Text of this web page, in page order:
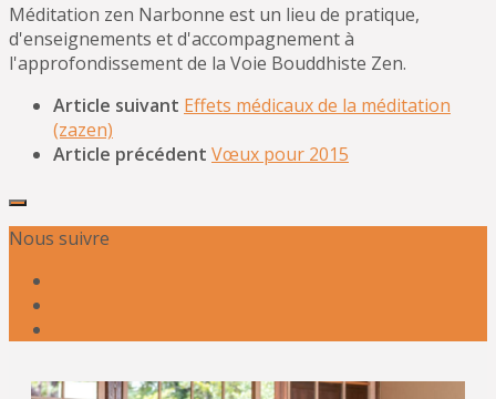
Méditation zen Narbonne est un lieu de pratique,
d'enseignements et d'accompagnement à
l'approfondissement de la Voie Bouddhiste Zen.
Article suivant Effets médicaux de la méditation
(zazen)
Article précédent Vœux pour 2015
Nous suivre